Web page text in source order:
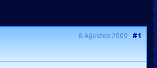
8 Ağustos 2009 #1